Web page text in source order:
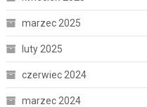
marzec 2025
luty 2025
czerwiec 2024
marzec 2024